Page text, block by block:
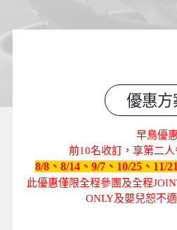
優惠方
早鳥優惠
前10名收訂，享第二人
8/8、8/14、9/7、10/25、11/
此優惠僅限全程參團及全程
ONLY及嬰兒恕不